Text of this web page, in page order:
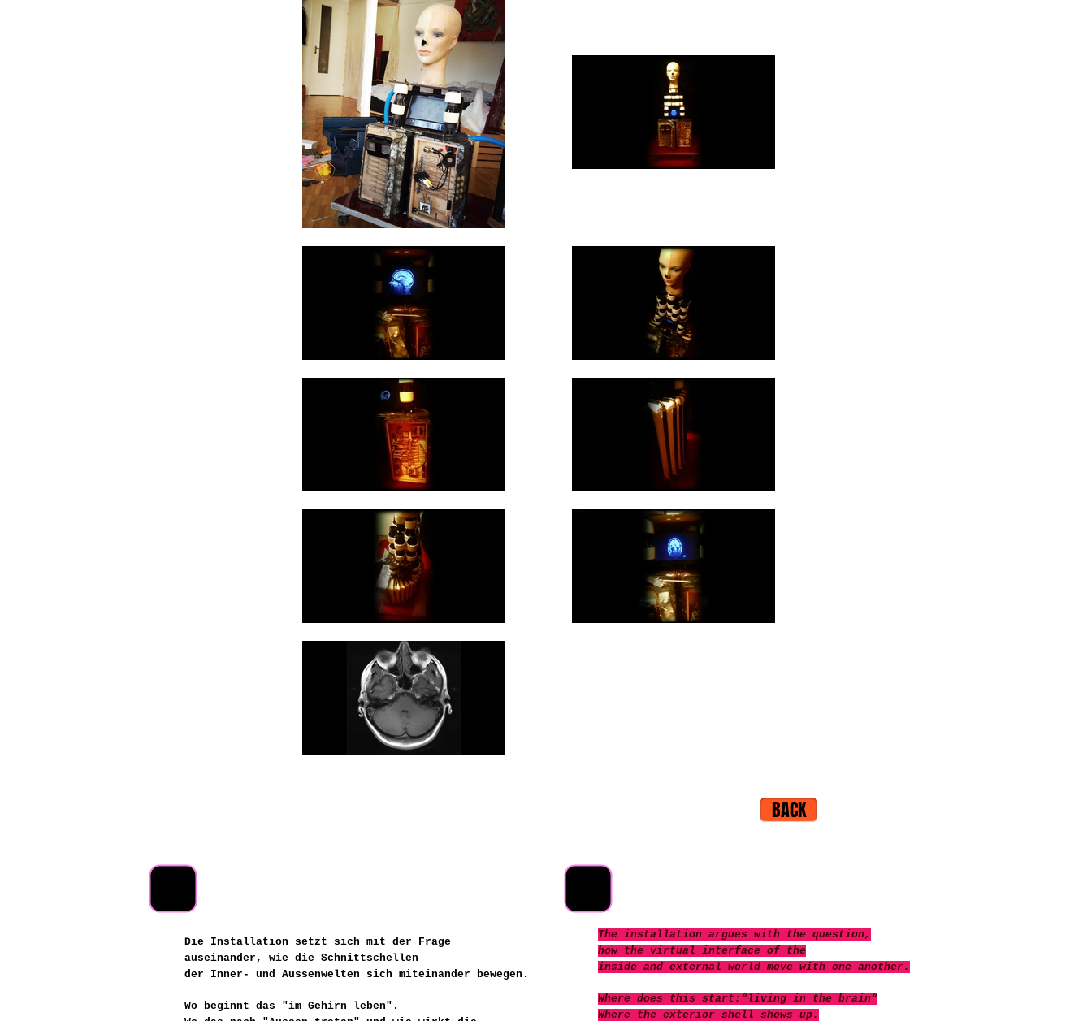
BACK
Die Installation setzt sich mit der Frage
auseinander, wie die Schnittschellen
der Inner- und Aussenwelten sich miteinander bewegen.
Wo beginnt das "im Gehirn leben".
The installation argues with the question,
how the virtual interface of the
inside and external world move with one another.
Where does this start:“living in the brain“
Where the exterior shell shows up.